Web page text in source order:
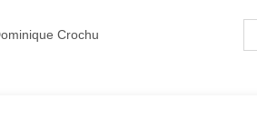
Crochu